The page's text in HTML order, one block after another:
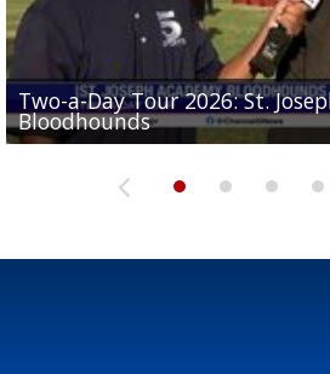
Two-a-Day Tour 2026: St.
Bloodhounds
Two-a-Day Tour 2026:
Sit-down interview with
Tavian Cord
Two-a-Day Tour 2026:
Two-a-Day Tour 2026: Port